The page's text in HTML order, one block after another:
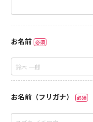
お名前 必須
お名前（フリガナ） 必須